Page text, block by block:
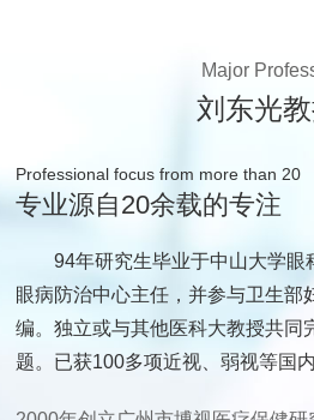
Major
刘东光
Professional focus from more than 20
专业源自20余载的专注
94年研究生毕业于中山大学眼
眼病防治中心主任，并参与卫生部
编。独立或与其他医科大教授共同
题。已获100多项近视、弱视等国内